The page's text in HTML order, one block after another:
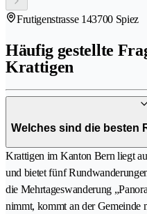
Frutigenstrasse 143700 Spiez
Häufig gestellte
Krattigen
Welches sind die besten
Krattigen im Kanton Bern liegt
und bietet fünf
die Mehrtageswanderung
nimmt, kommt an der Gemeinde